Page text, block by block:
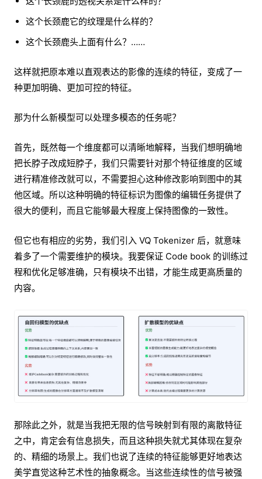
这个长颈鹿它的纹理是什么样的？
这个长颈鹿头上面有什么？……
这样就把原本难以直观表达的影像的连续的特征，变成了一
种更加明确、更加可控的特征。
那为什么新模型可以处理多模态的任务呢？
首先，既然每一个维度都可以清晰地解释，当我们想明确地
把长脖子改成短脖子，我们只需要针对那个特征维度的区域
进行精准修改就可以，不需要担心这种修改影响到图中的其
他区域。所以这种明确的特征标识为图像的编辑任务提供了
很大的便利，而且它能够最大程度上保持图像的一致性。
但它也有相应的劣势，我们引入 VQ Tokenizer 后，就意味
着多了一个需要维护的模块。我要保证 Code book 的训练过
程和优化足够准确，只有模块不出错，才能生成更高质量的
内容。
那除此之外，就是当我把无限的信号映射到有限的离散特征
之中，肯定会有信息损失，而且这种损失就尤其体现在复杂
的、精细的场景上。我们也说了连续的特征能够更好地表达
美学直觉这种艺术性的抽象概念。当这些连续性的信号被强